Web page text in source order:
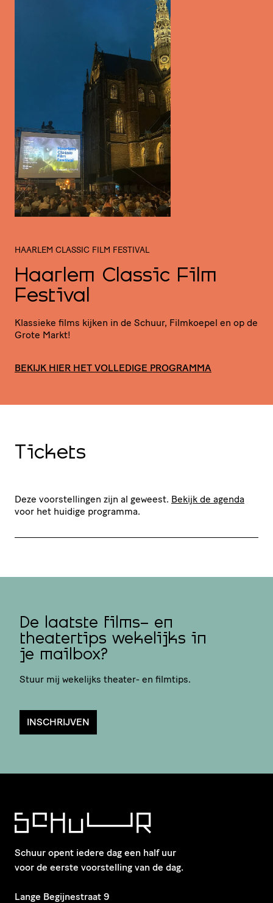
HAARLEM CLASSIC FILM FESTIVAL
Haarlem Classic Film
Festival
Klassieke films kijken in de Schuur, Filmkoepel en op de
Grote Markt!
BEKIJK HIER HET VOLLEDIGE PROGRAMMA
Tickets
Deze voorstellingen zijn al geweest. Bekijk de agenda
voor het huidige programma.
De laatste films- en
theatertips wekelijks in
je mailbox?
Stuur mij wekelijks theater- en filmtips.
INSCHRIJVEN
Schuur opent iedere dag een half uur
voor de eerste voorstelling van de dag.
​Lange Begijnestraat 9